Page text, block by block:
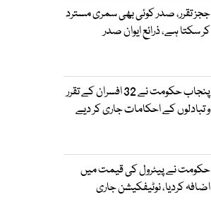
ججز تقرر، صدر کوئی بھی سمری مسترد
کر سکتا ہے، ذرائع ایوان صدر
پنجاب حکومت نے 32 افسران کے تقرر
و تبادلوں کے احکامات جاری کر دیے
حکومت نے پیٹرول کی قیمت میں
اضافہ کردیا، نوٹیفکیشن جاری